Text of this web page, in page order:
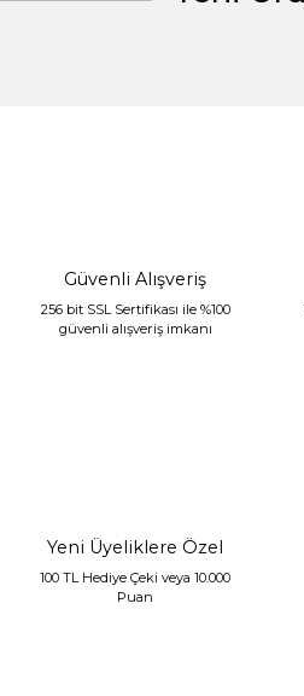
Güvenli Alışveriş
256 bit SSL Sertifikası ile %100
güvenli alışveriş imkanı
Yeni Üyeliklere Özel
100 TL Hediye Çeki veya 10.000
Puan